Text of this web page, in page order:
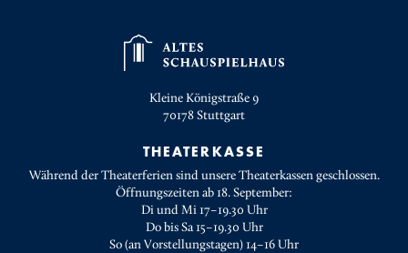
Kleine Königstraße 9
70178Stuttgart
THEATERKASSE
Während der Theaterferien sind unsere Theaterkassen geschlossen.
Öffnungszeiten ab 18. September:
Di und Mi 17–19.30 Uhr
Do bis Sa 15–19.30 Uhr
So (an Vorstellungstagen) 14–16 Uhr